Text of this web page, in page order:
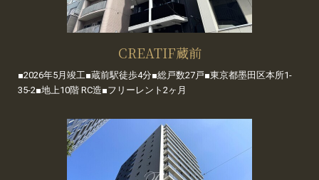
CREATIF蔵前
■2026年5月竣工■蔵前駅徒歩4分■総戸数27戸■東京都墨田区本所1-
35-2■地上10階 RC造■フリーレント2ヶ月